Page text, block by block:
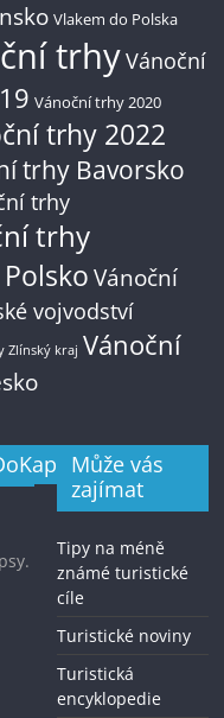
Vlakem do Polska
trhyVánoční
Vánoční trhy 2020
trhy 2022
trhy Bavorsko
trhy
trhy
Vánoční
vojvodství
Zlínský kraj Vánoční
Může vás
zajímat
Tipy na méně
známé turistické
cíle
Turistické noviny
Turistická
encyklopedie